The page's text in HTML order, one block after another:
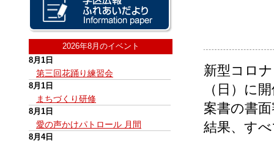
2026年8月のイベント
8月1日
第三回花踊り練習会
8月1日
まちづくり研修
8月1日
愛の声かけパトロール 月間
8月4日
新型コロ
（日）に
案書の書
結果、す